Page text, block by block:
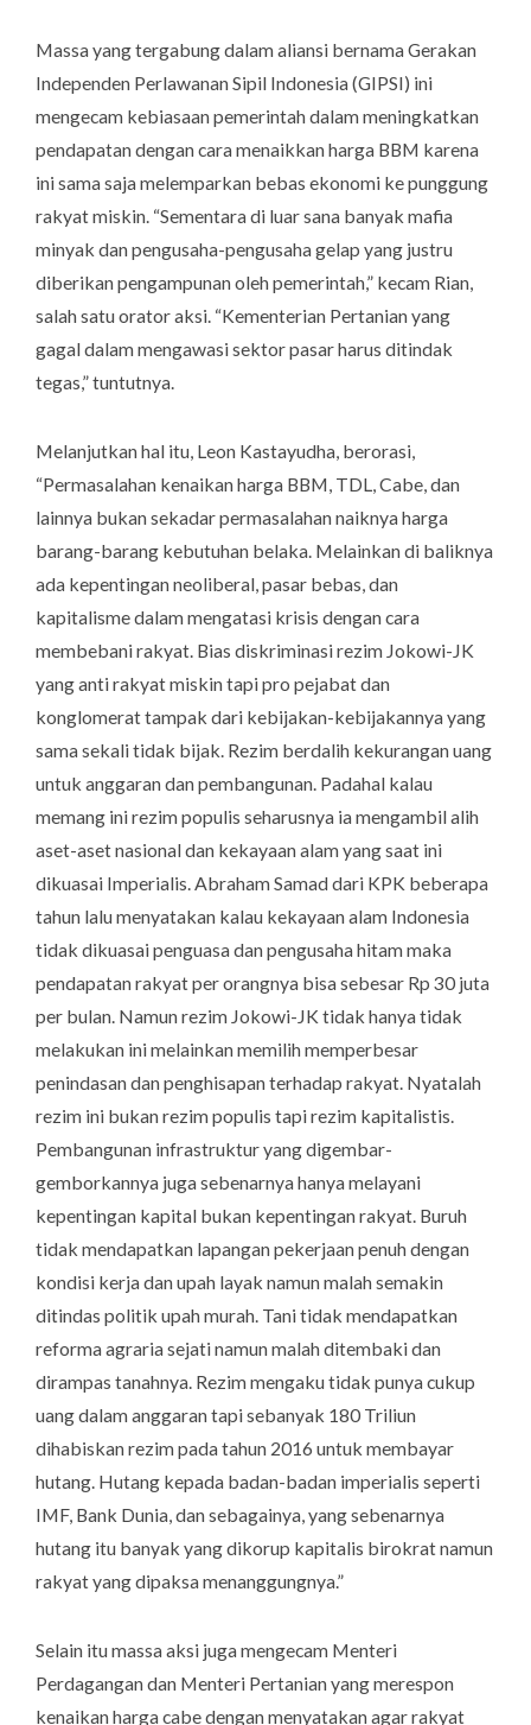
Massa yang tergabung dalam aliansi bernama Gerakan
Independen Perlawanan Sipil Indonesia (GIPSI) ini
mengecam kebiasaan pemerintah dalam meningkatkan
pendapatan dengan cara menaikkan harga BBM karena
ini sama saja melemparkan bebas ekonomi ke punggung
rakyat miskin. “Sementara di luar sana banyak mafia
minyak dan pengusaha-pengusaha gelap yang justru
diberikan pengampunan oleh pemerintah,” kecam Rian,
salah satu orator aksi. “Kementerian Pertanian yang
gagal dalam mengawasi sektor pasar harus ditindak
tegas,” tuntutnya.
Melanjutkan hal itu, Leon Kastayudha, berorasi,
“Permasalahan kenaikan harga BBM, TDL, Cabe, dan
lainnya bukan sekadar permasalahan naiknya harga
barang-barang kebutuhan belaka. Melainkan di baliknya
ada kepentingan neoliberal, pasar bebas, dan
kapitalisme dalam mengatasi krisis dengan cara
membebani rakyat. Bias diskriminasi rezim Jokowi-JK
yang anti rakyat miskin tapi pro pejabat dan
konglomerat tampak dari kebijakan-kebijakannya yang
sama sekali tidak bijak. Rezim berdalih kekurangan uang
untuk anggaran dan pembangunan. Padahal kalau
memang ini rezim populis seharusnya ia mengambil alih
aset-aset nasional dan kekayaan alam yang saat ini
dikuasai Imperialis. Abraham Samad dari KPK beberapa
tahun lalu menyatakan kalau kekayaan alam Indonesia
tidak dikuasai penguasa dan pengusaha hitam maka
pendapatan rakyat per orangnya bisa sebesar Rp 30 juta
per bulan. Namun rezim Jokowi-JK tidak hanya tidak
melakukan ini melainkan memilih memperbesar
penindasan dan penghisapan terhadap rakyat. Nyatalah
rezim ini bukan rezim populis tapi rezim kapitalistis.
Pembangunan infrastruktur yang digembar-
gemborkannya juga sebenarnya hanya melayani
kepentingan kapital bukan kepentingan rakyat. Buruh
tidak mendapatkan lapangan pekerjaan penuh dengan
kondisi kerja dan upah layak namun malah semakin
ditindas politik upah murah. Tani tidak mendapatkan
reforma agraria sejati namun malah ditembaki dan
dirampas tanahnya. Rezim mengaku tidak punya cukup
uang dalam anggaran tapi sebanyak 180 Triliun
dihabiskan rezim pada tahun 2016 untuk membayar
hutang. Hutang kepada badan-badan imperialis seperti
IMF, Bank Dunia, dan sebagainya, yang sebenarnya
hutang itu banyak yang dikorup kapitalis birokrat namun
rakyat yang dipaksa menanggungnya.”
Selain itu massa aksi juga mengecam Menteri
Perdagangan dan Menteri Pertanian yang merespon
kenaikan harga cabe dengan menyatakan agar rakyat